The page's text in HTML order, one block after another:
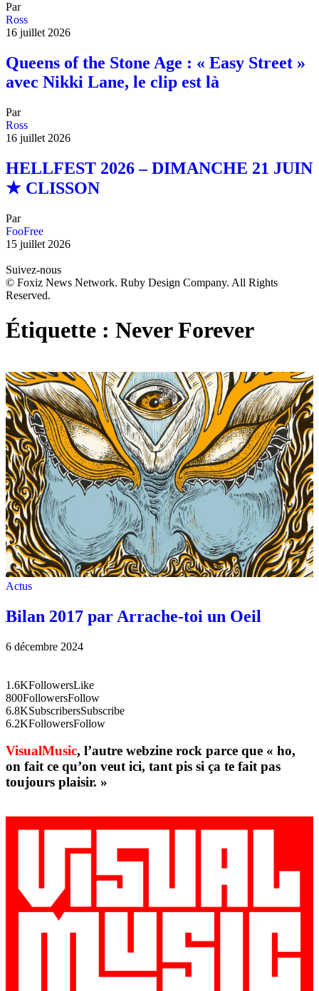
Par
Ross
16 juillet 2026
Queens of the Stone Age : « Easy Street »
avec Nikki Lane, le clip est là
Par
Ross
16 juillet 2026
HELLFEST 2026 – DIMANCHE 21 JUIN
★ CLISSON
Par
FooFree
15 juillet 2026
Suivez-nous
© Foxiz News Network. Ruby Design Company. All Rights
Reserved.
Étiquette : Never Forever
Actus
Bilan 2017 par Arrache-toi un Oeil
6 décembre 2024
1.6KFollowersLike
800FollowersFollow
6.8KSubscribersSubscribe
6.2KFollowersFollow
VisualMusic, l’autre webzine rock parce que « ho,
on fait ce qu’on veut ici, tant pis si ça te fait pas
toujours plaisir. »